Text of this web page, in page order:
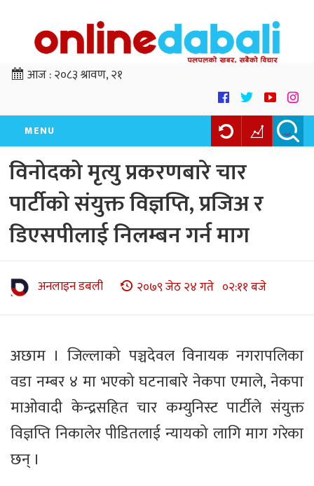
आज :२०८३ श्रावण, २१
MENU
विनोदको मृत्यु प्रकरणबारे चार
पार्टीकाे संयुक्त विज्ञप्ति, प्रजिअ र
डिएसपीलाई निलम्बन गर्न माग
अनलाइन डबली २०७९ जेठ २४ गते ०२:११ बजे
अछाम । जिल्लाको पञ्चदेवल विनायक नगरापलिका
वडा नम्बर ४ मा भएको घटनाबारे नेकपा एमाले, नेकपा
माओवादी केन्द्रसहित चार कम्युनिस्ट पार्टीले संयुक्त
विज्ञप्ति निकालेर पीडितलाई न्यायको लागि माग गरेका
छन् ।